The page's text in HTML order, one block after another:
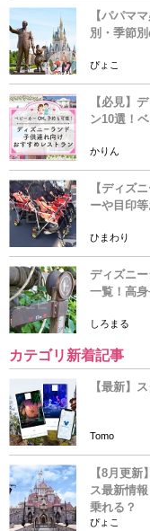
【パパマ
別・季節
ぴょこ
【必見】
ン10選！
かりん
【ディズ
ーや目印
ひまわり
ディズニ
一覧！高
しろまる
カテゴリ新着記事
【最新】
Tomo
【8月更
ス最新情
乗れる？
ぴょこ